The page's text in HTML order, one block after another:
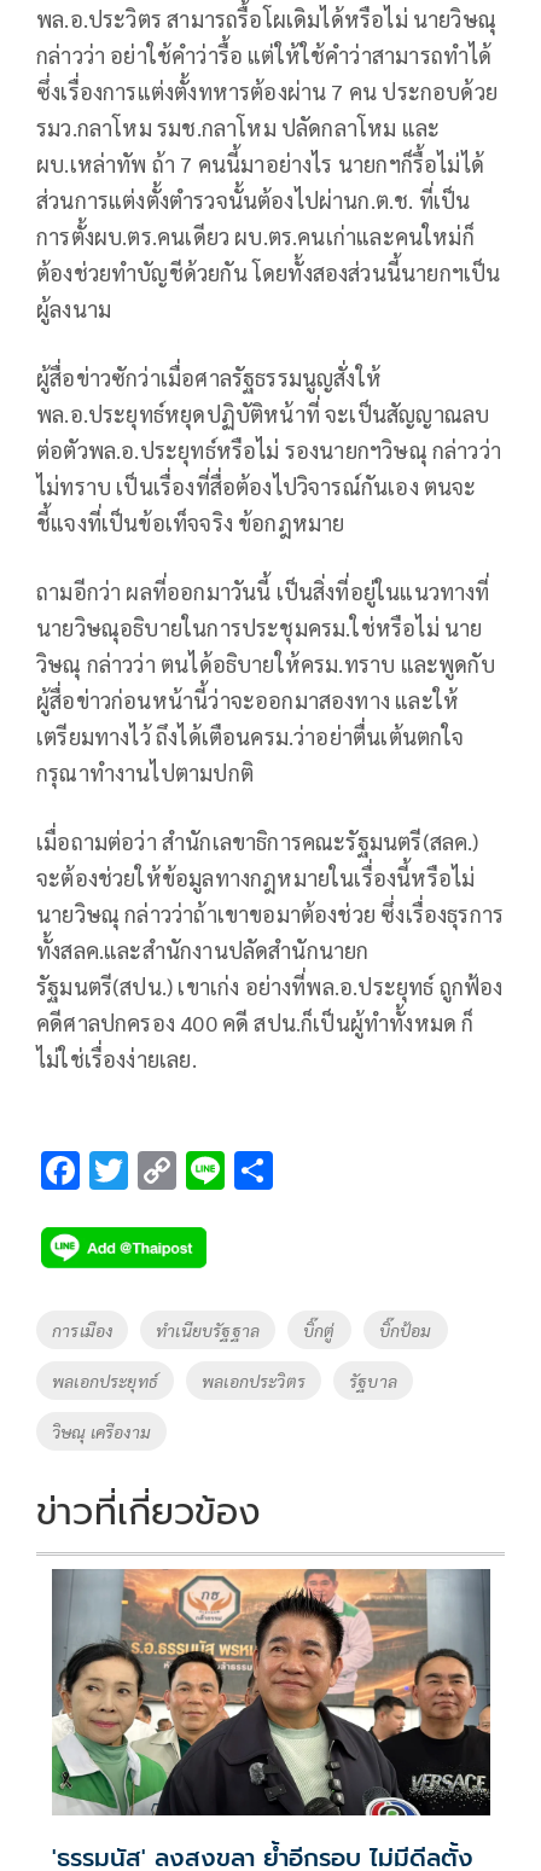
พล.อ.ประวิตร สามารถรื้อโผเดิมได้หรือไม่ นายวิษณุ
กล่าวว่า อย่าใช้คำว่ารื้อ แต่ให้ใช้คำว่าสามารถทำได้
ซึ่งเรื่องการแต่งตั้งทหารต้องผ่าน 7 คน ประกอบด้วย
รมว.กลาโหม รมช.กลาโหม ปลัดกลาโหม และ
ผบ.เหล่าทัพ ถ้า 7 คนนี้มาอย่างไร นายกฯก็รื้อไม่ได้
ส่วนการแต่งตั้งตำรวจนั้นต้องไปผ่านก.ต.ช. ที่เป็น
การตั้งผบ.ตร.คนเดียว ผบ.ตร.คนเก่าและคนใหม่ก็
ต้องช่วยทำบัญชีด้วยกัน โดยทั้งสองส่วนนี้นายกฯเป็น
ผู้ลงนาม
ผู้สื่อข่าวซักว่าเมื่อศาลรัฐธรรมนูญสั่งให้
พล.อ.ประยุทธ์หยุดปฏิบัติหน้าที่ จะเป็นสัญญาณลบ
ต่อตัวพล.อ.ประยุทธ์หรือไม่ รองนายกฯวิษณุ กล่าวว่า
ไม่ทราบ เป็นเรื่องที่สื่อต้องไปวิจารณ์กันเอง ตนจะ
ชี้แจงที่เป็นข้อเท็จจริง ข้อกฎหมาย
ถามอีกว่า ผลที่ออกมาวันนี้ เป็นสิ่งที่อยู่ในแนวทางที่
นายวิษณุอธิบายในการประชุมครม.ใช่หรือไม่ นาย
วิษณุ กล่าวว่า ตนได้อธิบายให้ครม.ทราบ และพูดกับ
ผู้สื่อข่าวก่อนหน้านี้ว่าจะออกมาสองทาง และให้
เตรียมทางไว้ ถึงได้เตือนครม.ว่าอย่าตื่นเต้นตกใจ
กรุณาทำงานไปตามปกติ
เมื่อถามต่อว่า สำนักเลขาธิการคณะรัฐมนตรี(สลค.)
จะต้องช่วยให้ข้อมูลทางกฎหมายในเรื่องนี้หรือไม่
นายวิษณุ กล่าวว่าถ้าเขาขอมาต้องช่วย ซึ่งเรื่องธุรการ
ทั้งสลค.และสำนักงานปลัดสำนักนายก
รัฐมนตรี(สปน.) เขาเก่ง อย่างที่พล.อ.ประยุทธ์ ถูกฟ้อง
คดีศาลปกครอง 400 คดี สปน.ก็เป็นผู้ทำทั้งหมด ก็
ไม่ใช่เรื่องง่ายเลย.
F
e
b
o
k
T
tt
er
C
p
y
Li
Li
Tags
การเมือง ทำเนียบรัฐฐาล บิ๊กตู่ บิ๊กป้อม
พลเอกประยุทธ์ พลเอกประวิตร รัฐบาล
วิษณุ เครืองาม
ข่าวที่เกี่ยวข้อง
'ธรรมนัส' ลงสงขลา ย้ำอีกรอบ ไม่มีดีลตั้ง